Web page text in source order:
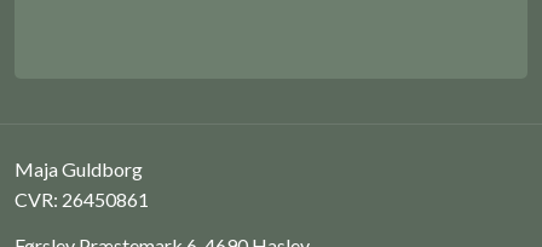
Maja Guldborg
CVR: 26450861